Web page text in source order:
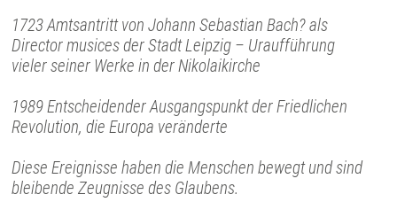
1723 Amtsantritt von Johann Sebastian Bach? als
Director musices der Stadt Leipzig – Uraufführung
vieler seiner Werke in der Nikolaikirche
1989 Entscheidender Ausgangspunkt der Friedlichen
Revolution, die Europa veränderte
Diese Ereignisse haben die Menschen bewegt und sind
bleibende Zeugnisse des Glaubens.